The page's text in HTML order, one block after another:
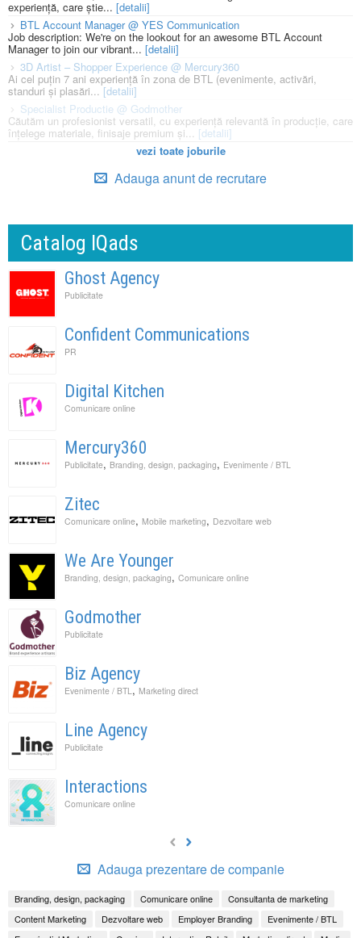
experiență, care știe... [detalii]
BTL Account Manager @ YES Communication
Job description: We're on the lookout for an awesome BTL Account
Manager to join our vibrant... [detalii]
3D Artist – Shopper Experience @ Mercury360
Ai cel puțin 7 ani experiență în zona de BTL (evenimente, activări,
standuri și plasări...[detalii]
Specialist Productie @ Godmother
Căutăm un profesionist versatil, cu experiență relevantă în producție, care
înțelege materiale, finisaje premium și... [detalii]
vezi toate joburile
Adauga anunt de recrutare
Catalog IQads
Ghost Agency
Publicitate
Confident Communications
PR
Digital Kitchen
Comunicare online
Mercury360
Publicitate, Branding, design, packaging, Evenimente / BTL
Zitec
Comunicare online, Mobile marketing, Dezvoltare web
We Are Younger
Branding, design, packaging, Comunicare online
Godmother
Publicitate
Biz Agency
Evenimente / BTL , Marketing direct
Line Agency
Publicitate
Interactions
Comunicare online
Adauga prezentare de companie
Branding, design, packaging Comunicare online
Consultanta de marketing
Content Marketing
Dezvoltare web Employer Branding
Evenimente / BTL